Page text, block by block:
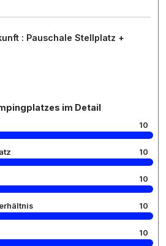
: Pauschale Stellplatz +
im Detail
10
10
10
10
10